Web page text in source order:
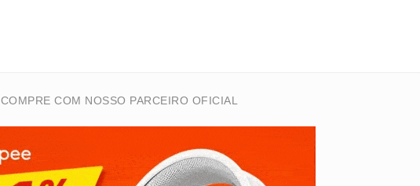
COMPRE COM NOSSO PARCEIRO OFICIAL